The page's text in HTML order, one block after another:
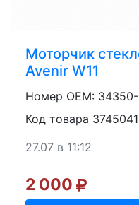
Моторчик
Avenir W11
Номер OEM: 34350-
Код товара 3745041
27.07 в 11:12
2 000